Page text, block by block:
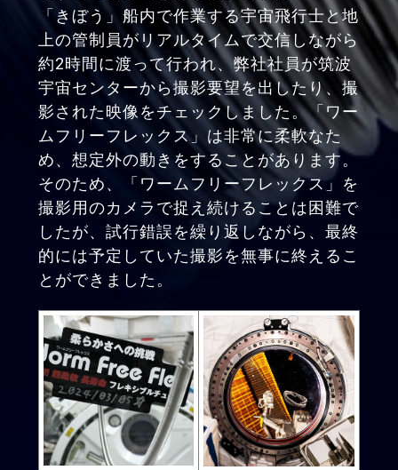
「きぼう」船内で作業する宇宙飛行士と地
上の管制員がリアルタイムで交信しながら
約2時間に渡って行われ、弊社社員が筑波
宇宙センターから撮影要望を出したり、撮
影された映像をチェックしました。「ワー
ムフリーフレックス」は非常に柔軟なた
め、想定外の動きをすることがあります。
そのため、「ワームフリーフレックス」を
撮影用のカメラで捉え続けることは困難で
したが、試行錯誤を繰り返しながら、最終
的には予定していた撮影を無事に終えるこ
とができました。